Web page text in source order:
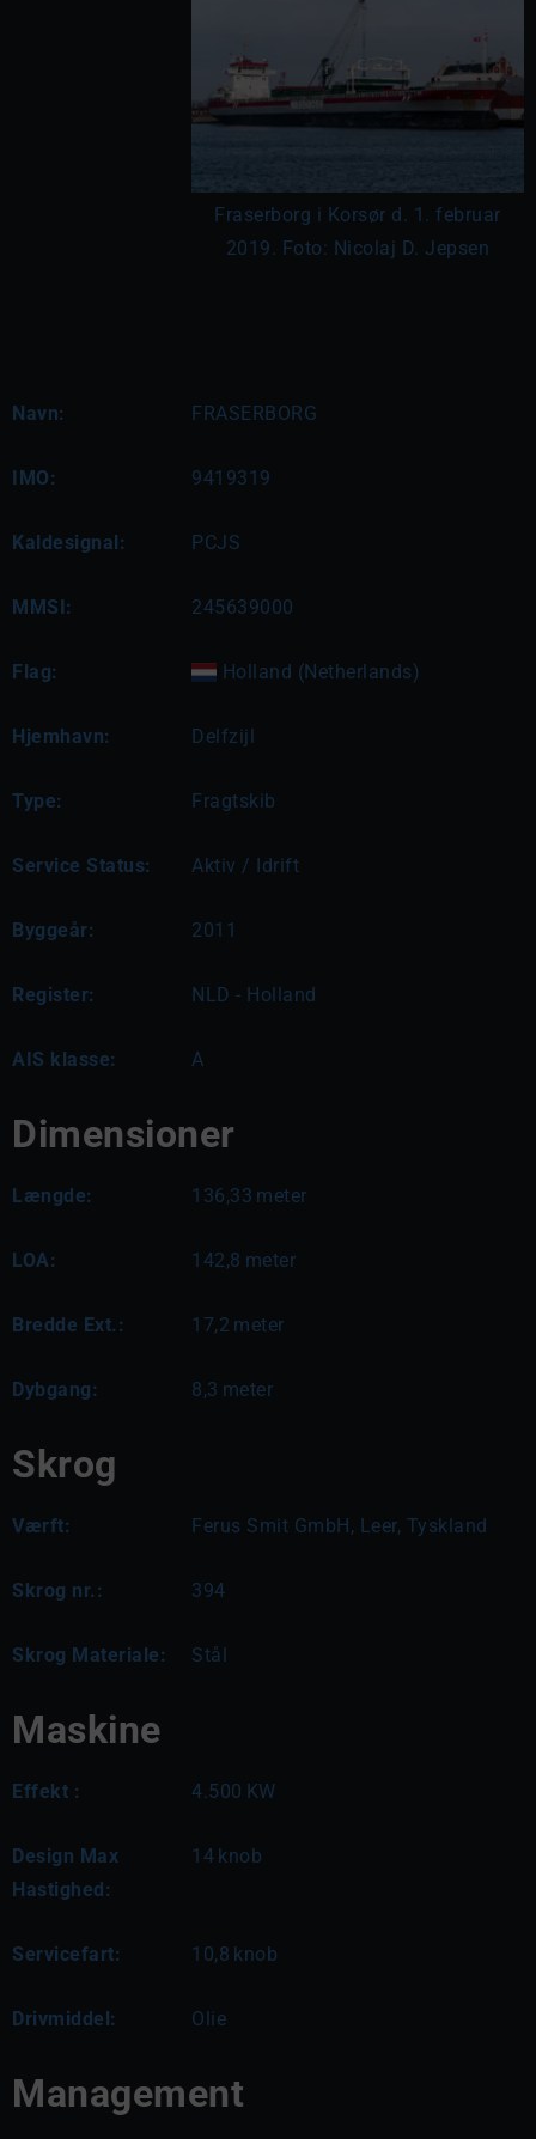
Fraserborg i Korsør d. 1. februar
2019. Foto: Nicolaj D. Jepsen
Navn: FRASERBORG
IMO: 9419319
Kaldesignal: PCJS
MMSI: 245639000
Flag: Holland (Netherlands)
Hjemhavn: Delfzijl
Type: Fragtskib
Service Status: Aktiv / Idrift
Byggeår: 2011
Register: NLD - Holland
AIS klasse: A
Dimensioner
Længde: 136,33 meter
LOA: 142,8 meter
Bredde Ext.: 17,2 meter
Dybgang: 8,3 meter
Skrog
Værft: Ferus Smit GmbH, Leer, Tyskland
Skrog nr.: 394
Skrog Materiale: Stål
Maskine
Effekt : 4.500 KW
Design Max
Hastighed:
14 knob
Servicefart: 10,8 knob
Drivmiddel: Olie
Management